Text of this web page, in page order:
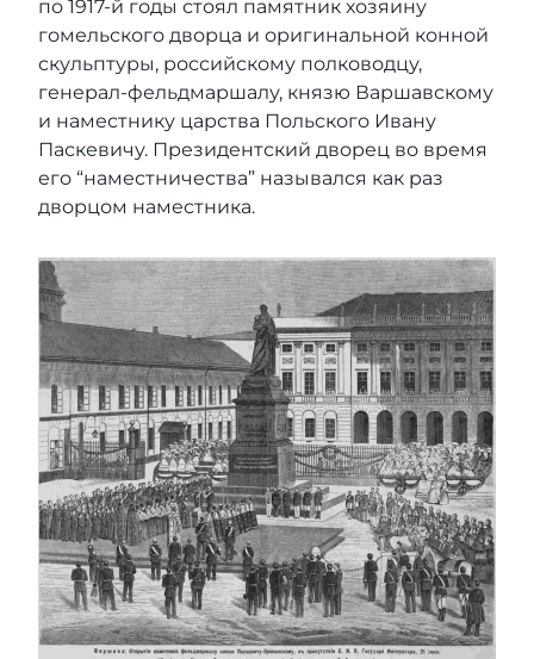
по 1917-й годы стоял памятник хозяину
гомельского дворца и оригинальной конной
скульптуры, российскому полководцу,
генерал-фельдмаршалу, князю Варшавскому
и наместнику царства Польского Ивану
Паскевичу. Президентский дворец во время
его “наместничества” назывался как раз
дворцом наместника.